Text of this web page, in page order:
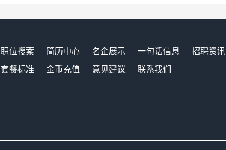
职位搜索 简历中心 名企展示 一句话信息 招聘资讯
套餐标准
金币充值 意见建议 联系我们